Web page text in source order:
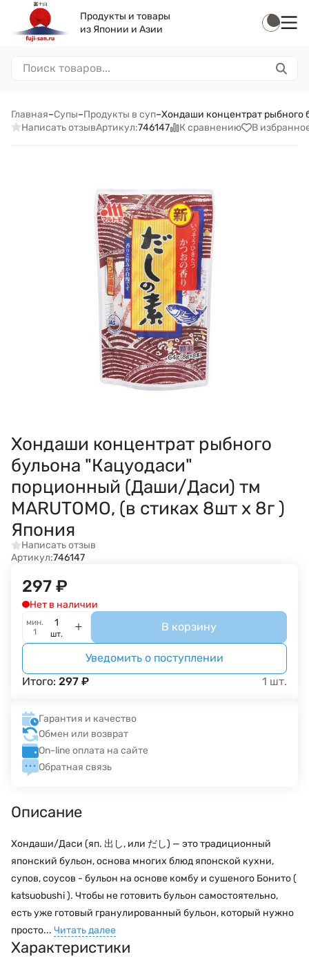
Продукты и товары
из Японии и Азии
Главная–Супы–Продукты в суп–Хондаши концентрат рыбного
Написать отзывАртикул:746147 К сравнению В
Хондаши концентрат рыбного
бульона "Кацуодаси"
порционный (Даши/Даси) тм
MARUTOMO, (в стиках 8шт х 8г )
Япония
Написать отзыв
Артикул:746147
297 ₽
Нет в наличии
мин.
1
шт.
В корзину
Уведомить о поступлении
Итого: 297 ₽ 1 шт.
Гарантия и качество
Обмен или возврат
On-line оплата на сайте
Обратная связь
Описание
Хондаши/Даси (яп. 出し, или だし) — это традиционный
японский бульон, основа многих блюд японской кухни,
супов, соусов - бульон на основе комбу и сушеного Бонито (
katsuobushi ). Чтобы не готовить бульон самостоятельно,
есть уже готовый гранулированный бульон, который нужно
просто... Читать далее
Характеристики